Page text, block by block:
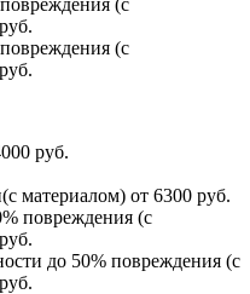
(с
(с
руб.
материалом) от 6300 руб.
повреждения (с
до 50% повреждения (с